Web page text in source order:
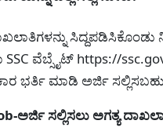
ಸಿದ್ದಪಡಿಸಿಕೊಂಡು
ವೆಬ್ಸೈಟ್ https://
ಭರ್ತಿ ಮಾಡಿ ಅರ್ಜಿ
ಅರ್ಜಿ ಸಲ್ಲಿಸಲು ಅಗತ್ಯ